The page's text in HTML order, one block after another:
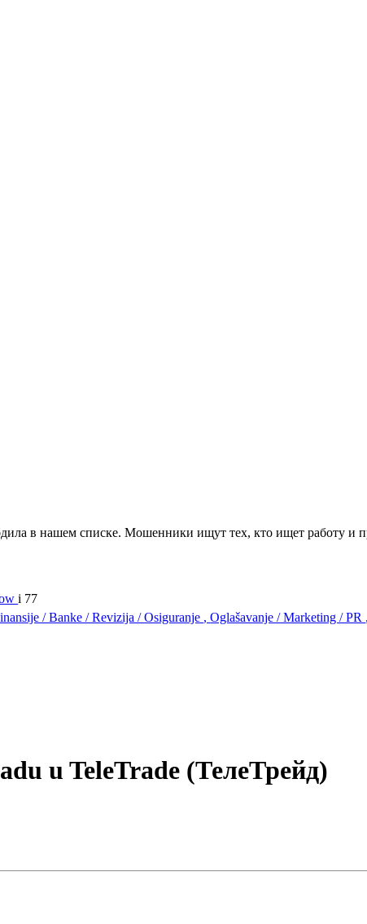
в нашем списке. Мошенники ищут тех, кто ищет работу и
i 77
/ Banke / Revizija / Osiguranje ,Oglašavanje / Marketing / PR
u TeleTrade (ТелеТрейд)